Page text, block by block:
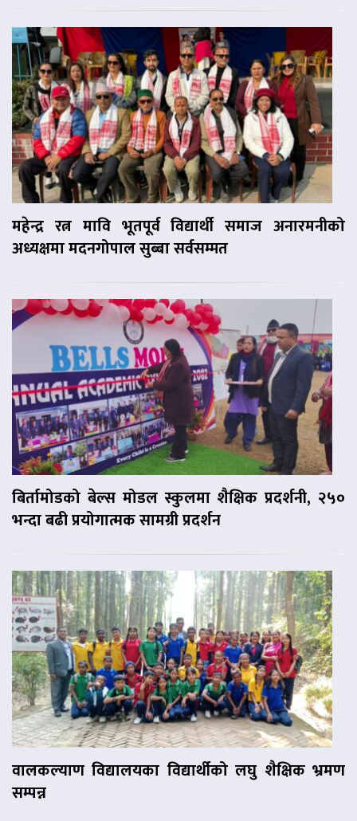
महेन्द्र रत्न मावि भूतपूर्व विद्यार्थी समाज अनारमनीको
अध्यक्षमा मदनगोपाल सुब्बा सर्वसम्मत
बिर्तामोडको बेल्स मोडल स्कुलमा शैक्षिक प्रदर्शनी, २५०
भन्दा बढी प्रयोगात्मक सामग्री प्रदर्शन
वालकल्याण विद्यालयका विद्यार्थीको लघु शैक्षिक भ्रमण
सम्पन्न